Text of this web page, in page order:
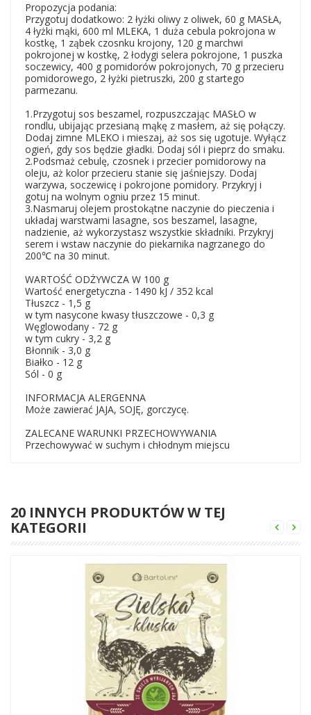
Propozycja podania:
Przygotuj dodatkowo: 2 łyżki oliwy z oliwek, 60 g MASŁA,
4 łyżki mąki, 600 ml MLEKA, 1 duża cebula pokrojona w
kostkę, 1 ząbek czosnku krojony, 120 g marchwi
pokrojonej w kostkę, 2 łodygi selera pokrojone, 1 puszka
soczewicy, 400 g pomidorów pokrojonych, 70 g przecieru
pomidorowego, 2 łyżki pietruszki, 200 g startego
parmezanu.
1.Przygotuj sos beszamel, rozpuszczając MASŁO w
rondlu, ubijając przesianą mąkę z masłem, aż się połączy.
Dodaj zimne MLEKO i mieszaj, aż sos się ugotuje. Wyłącz
ogień, gdy sos będzie gładki. Dodaj sól i pieprz do smaku.
2.Podsmaż cebulę, czosnek i przecier pomidorowy na
oleju, aż kolor przecieru stanie się jaśniejszy. Dodaj
warzywa, soczewicę i pokrojone pomidory. Przykryj i
gotuj na wolnym ogniu przez 15 minut.
3.Nasmaruj olejem prostokątne naczynie do pieczenia i
układaj warstwami lasagne, sos beszamel, lasagne,
nadzienie, aż wykorzystasz wszystkie składniki. Przykryj
serem i wstaw naczynie do piekarnika nagrzanego do
200℃ na 30 minut.
WARTOŚĆ ODŻYWCZA W 100 g
Wartość energetyczna - 1490 kJ / 352 kcal
Tłuszcz - 1,5 g
w tym nasycone kwasy tłuszczowe - 0,3 g
Węglowodany - 72 g
w tym cukry - 3,2 g
Błonnik - 3,0 g
Białko - 12 g
Sól - 0 g
INFORMACJA ALERGENNA
Może zawierać JAJA, SOJĘ, gorczycę.
ZALECANE WARUNKI PRZECHOWYWANIA
Przechowywać w suchym i chłodnym miejscu
20 INNYCH PRODUKTÓW W TEJ
KATEGORII